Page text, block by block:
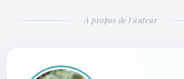
À propos de l'auteur